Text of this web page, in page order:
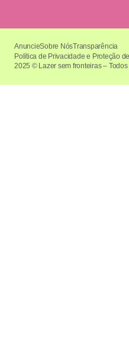
2025 © Lazer sem fronteiras –
AnuncieSobre NósTransparência
Política de Privacidade e Proteção